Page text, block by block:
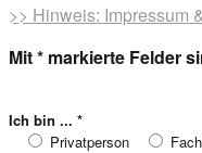
>> Hinweis: Impressum
Mit * markierte Felder
Ich bin ... *
Privatperson